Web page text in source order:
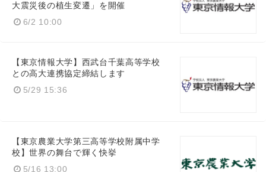
大震災後の植生変遷」を開催
6/2 10:00
【東京情報大学】西武台千葉高等学校
との高大連携協定締結します
5/29 15:36
【東京農業大学第三高等学校附属中学
校】世界の舞台で輝く快挙
5/16 13:00
English